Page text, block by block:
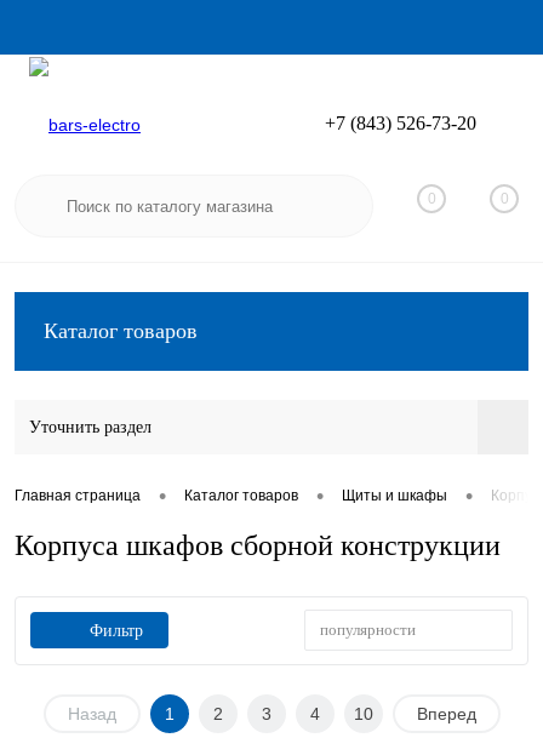
Вход
+7 (843) 526-73-20
0 0
Каталог товаров
Уточнить раздел
Главная страница • Каталог товаров • Щиты и шкафы •
Корпуса шкафов сборной конструкции
Фильтр популярности
Назад 1 2 3 4 10 Вперед